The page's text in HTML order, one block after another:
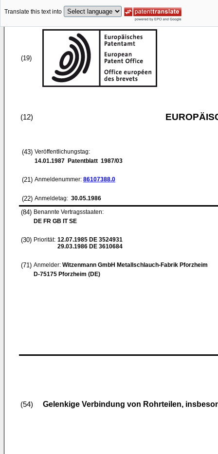
Translate this text into
(19)
(12)
(43) Veröffentlichungstag:
14.01.1987 Patentblatt 1987/03
(21) Anmeldenummer: 86107388.0
(22) Anmeldetag: 30.05.1986
(84) Benannte Vertragsstaaten:
DE FR GB IT SE
(30) Priorität: 12.07.1985 DE 3524931
29.03.1986 DE 3610684
(71) Anmelder: Witzenmann GmbH Metallschlauch-Fabrik Pforzheim
D-75175 Pforzheim (DE)
(54) Gelenkige Verbindung von Rohrteilen,